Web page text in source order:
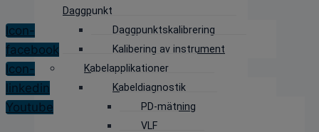
Daggpunkt
Daggpunktskalibrering
Kalibering av instrument
Kabelapplikationer
Kabeldiagnostik
PD-mätning
VLF
Icon-
facebook
Icon-
linkedin
Youtube